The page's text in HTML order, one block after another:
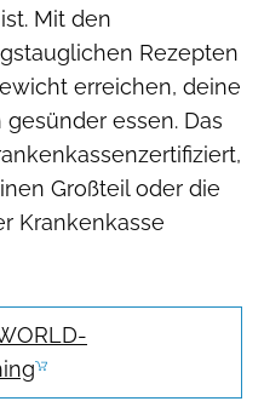
Mit den
Rezepten
erreichen, deine
essen. Das
Großteil oder die
Krankenkasse